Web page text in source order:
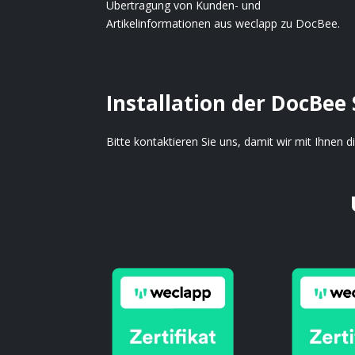
Übertragung von Kunden- und
Artikelinformationen aus weclapp zu DocBee.
Installation der
Bitte kontaktieren Sie uns, damit wir mit Ihnen